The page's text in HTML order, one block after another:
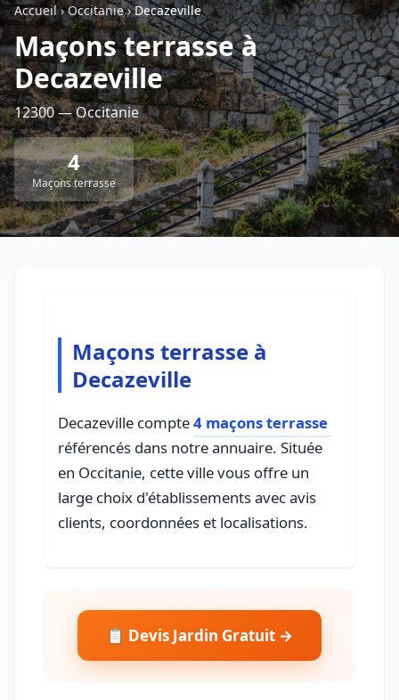
Retour à la liste des métiers
CGU- Confidentialité - Service proposé parViteUnDevis.com-Vous
Accueil›Occitanie›Decazeville
Maçons terrasse à
Decazeville
12300 — Occitanie
4
Maçons terrasse
Maçons terrasse à
Decazeville
Decazeville compte4 maçons terrasse
référencés dans notre annuaire. Située
en Occitanie, cette ville vous offre un
large choix d'établissements avec avis
clients, coordonnées et localisations.
📋 Devis Jardin Gratuit →